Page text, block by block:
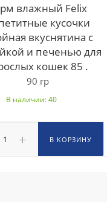
влажный Felix
кусочки
вкуснятина с
и печенью для
кошек 85 .
90 гр
В наличии: 40
В КОРЗИНУ